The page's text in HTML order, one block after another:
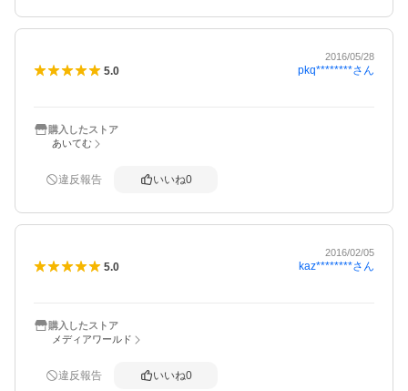
2016/05/28
5.0 pkq********さん
購入したストア
あいてむ
違反報告 いいね0
2016/02/05
5.0 kaz********さん
購入したストア
メディアワールド
違反報告 いいね0